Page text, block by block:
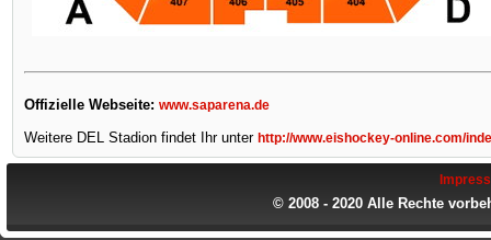
Offizielle Webseite: www.saparena.de
Weitere DEL Stadion findet Ihr unter http://www.eishockey-online.com/
© 2008 - 2020 Alle Rechte